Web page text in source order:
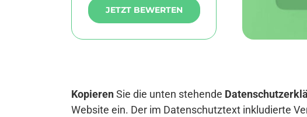
JETZT BEWERTEN
KopierenSie die unten stehende
Website ein. Der im Datenschutztext inkludierte